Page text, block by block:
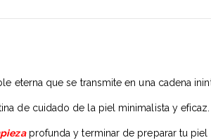
eterna que se transmite en una cadena
de cuidado de la piel minimalista y eficaz.
profunda y terminar de preparar tu piel